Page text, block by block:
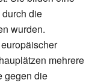
die
wurden.
mehrere
gegen die